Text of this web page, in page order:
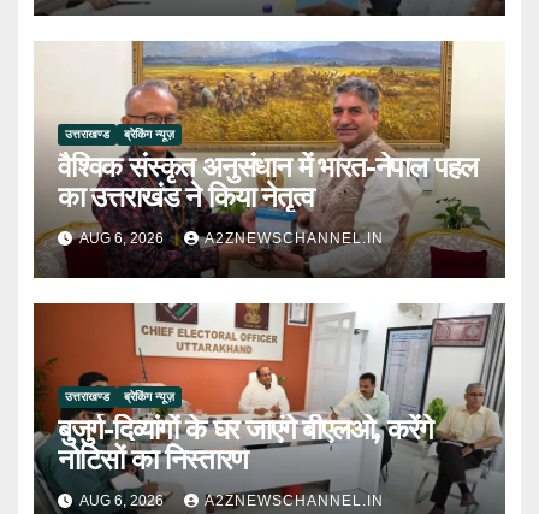
उत्तराखण्ड ब्रेकिंग न्यूज़
वैश्विक संस्कृत अनुसंधान में भारत-नेपाल पहल
का उत्तराखंड ने किया नेतृत्व
AUG 6, 2026 A2ZNEWSCHANNEL.IN
उत्तराखण्ड ब्रेकिंग न्यूज़
बुजुर्ग-दिव्यांगों के घर जाएंगे बीएलओ, करेंगे
नोटिसों का निस्तारण
AUG 6, 2026 A2ZNEWSCHANNEL.IN